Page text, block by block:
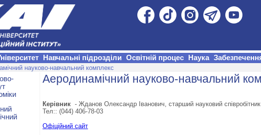
Навчальні підрозділи Освітній процес Наука
науково-навчальний комплекс
Аеродинамічний науково-навчальний
Керівник - Жданов Олександр Іванович, старший науковий співробітник
Тел:: (044) 406-78-03
Офіційний сайт